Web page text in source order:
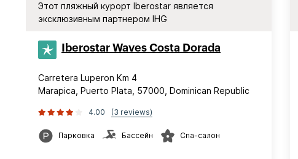
Этот пляжный курорт Iberostar является
эксклюзивным партнером IHG
Iberostar Waves Costa Dorada
Carretera Luperon Km 4
Marapica, Puerto Plata, 57000, Dominican Republic
4.00 (3 reviews)
Парковка Бассейн Спа-салон